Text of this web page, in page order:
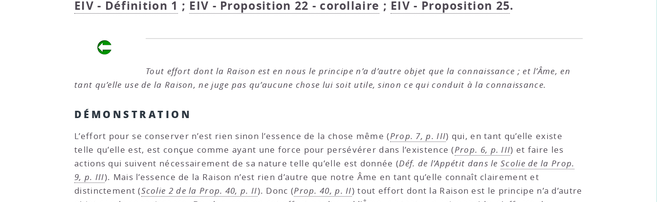
EIV - Définition 1 ; EIV - Proposition 22 - corollaire ; EIV - Proposition 25.
Tout effort dont la Raison est en nous le principe n’a d’autre objet que la connaissance ; et l’Âme, en
tant qu’elle use de la Raison, ne juge pas qu’aucune chose lui soit utile, sinon ce qui conduit à la connaissance.
DÉMONSTRATION
L’effort pour se conserver n’est rien sinon l’essence de la chose même (Prop. 7, p. III) qui, en tant qu’elle existe
telle qu’elle est, est conçue comme ayant une force pour persévérer dans l’existence (Prop. 6, p. III) et faire les
actions qui suivent nécessairement de sa nature telle qu’elle est donnée (Déf. de l’Appétit dans leScolie de la Prop.
9, p. III). Mais l’essence de la Raison n’est rien d’autre que notre Âme en tant qu’elle connaît clairement et
distinctement (Scolie 2 de la Prop. 40, p. II). Donc (Prop. 40, p. II) tout effort dont la Raison est le principe n’a d’autre